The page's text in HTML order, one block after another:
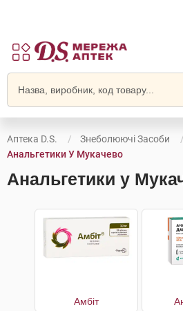
Аптека D.S. Знеболюючі Засоби
Анальгетики У Мукачево
Анальгетики у
Амбіт